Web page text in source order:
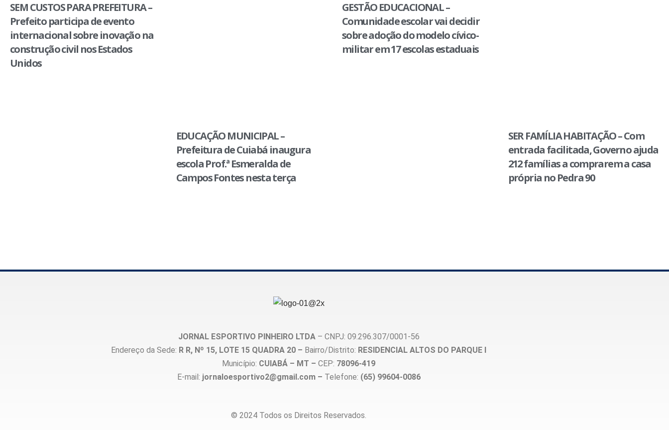
SEM CUSTOS PARA PREFEITURA –
Prefeito participa de evento
internacional sobre inovação na
construção civil nos Estados
Unidos
EDUCAÇÃO MUNICIPAL –
Prefeitura de Cuiabá inaugura
escola Prof.ª Esmeralda de
Campos Fontes nesta terça
GESTÃO EDUCACIONAL –
Comunidade escolar vai decidir
sobre adoção do modelo cívico-
militar em 17 escolas estaduais
SER FAMÍLIA HABITAÇÃO – Com
entrada facilitada, Governo ajuda
212 famílias a comprarem a casa
própria no Pedra 90
JORNAL ESPORTIVO PINHEIRO LTDA– CNPJ: 09.296.307/0001-56
Endereço da Sede: R R, Nº 15, LOTE 15 QUADRA 20 – Bairro/Distrito: RESIDENCIAL ALTOS DO PARQUE I
Município: CUIABÁ – MT – CEP: 78096-419
E-mail: jornaloesportivo2@gmail.com – Telefone: (65) 99604-0086
© 2024 Todos os Direitos Reservados.